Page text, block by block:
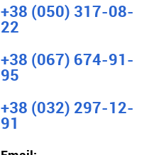
+38 (050) 317-08-
22
+38 (067) 674-91-
95
+38 (032) 297-12-
91